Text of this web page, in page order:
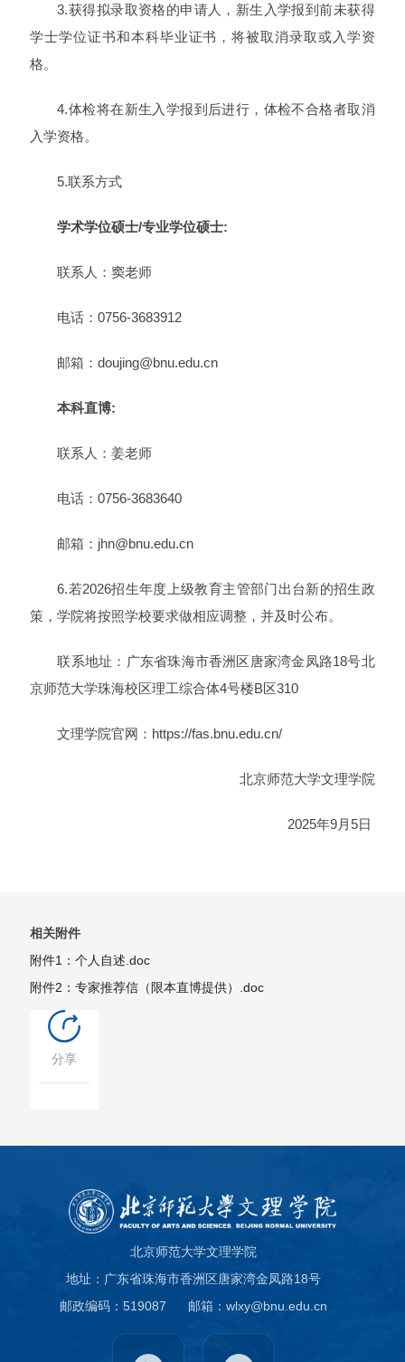
3.获得拟录取资格的申请人，新生入学报到前未获得
学士学位证书和本科毕业证书，将被取消录取或入学资
格。
4.体检将在新生入学报到后进行，体检不合格者取消
入学资格。
5.联系方式
学术学位硕士/专业学位硕士:
联系人：窦老师
电话：0756-3683912
邮箱：doujing@bnu.edu.cn
本科直博:
联系人：姜老师
电话：0756-3683640
邮箱：jhn@bnu.edu.cn
6.若2026招生年度上级教育主管部门出台新的招生政
策，学院将按照学校要求做相应调整，并及时公布。
联系地址：广东省珠海市香洲区唐家湾金凤路18号北
京师范大学珠海校区理工综合体4号楼B区310
文理学院官网：https://fas.bnu.edu.cn/
北京师范大学文理学院
2025年9月5日
相关附件
附件1：个人自述.doc
附件2：专家推荐信（限本直博提供）.doc
分享
北京师范大学文理学院
地址：广东省珠海市香洲区唐家湾金凤路18号
邮政编码：519087
邮箱：wlxy@bnu.edu.cn